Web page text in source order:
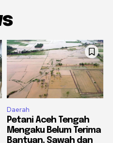
Daerah
Petani Aceh Tengah
Mengaku Belum Terima
Bantuan, Sawah dan